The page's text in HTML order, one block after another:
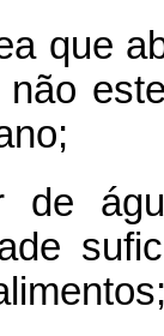
que
de